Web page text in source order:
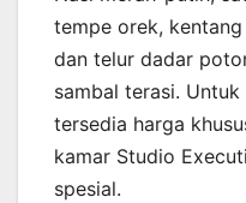
tempe orek,
dan telur dadar
sambal terasi. Untuk
tersedia harga
kamar Studio
spesial.